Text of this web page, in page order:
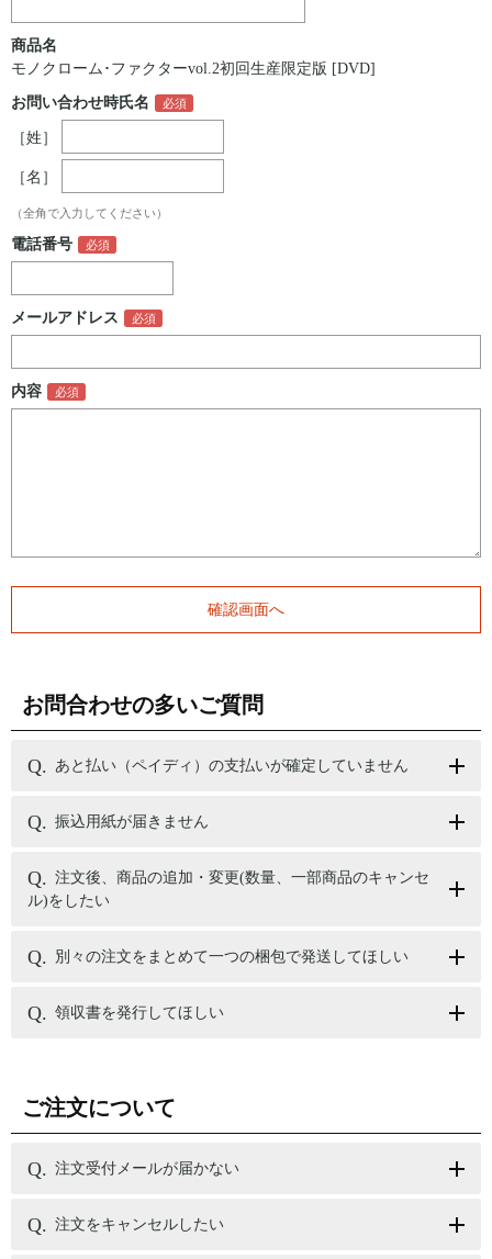
商品名
モノクローム･ファクターvol.2初回生産限定版 [DVD]
お問い合わせ時氏名
［姓］
［名］
（全角で入力してください）
電話番号
メールアドレス
内容
お問合わせの多いご質問
あと払い（ペイディ）の支払いが確定していません
振込用紙が届きません
注文後、商品の追加・変更(数量、一部商品のキャンセ
ル)をしたい
別々の注文をまとめて一つの梱包で発送してほしい
領収書を発行してほしい
ご注文について
注文受付メールが届かない
注文をキャンセルしたい